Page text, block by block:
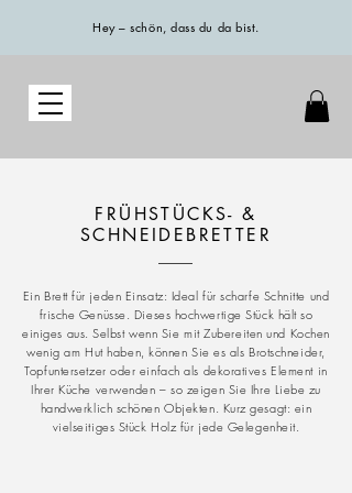
Hey – schön, dass du da bist.
FRÜHSTÜCKS- &
SCHNEIDEBRETTER
Ein Brett für jeden Einsatz: Ideal für scharfe Schnitte und
frische Genüsse. Dieses hochwertige Stück hält so
einiges aus. Selbst wenn Sie mit Zubereiten und Kochen
wenig am Hut haben, können Sie es als Brotschneider,
Topfuntersetzer oder einfach als dekoratives Element in
Ihrer Küche verwenden – so zeigen Sie Ihre Liebe zu
handwerklich schönen Objekten. Kurz gesagt: ein
vielseitiges Stück Holz für jede Gelegenheit.